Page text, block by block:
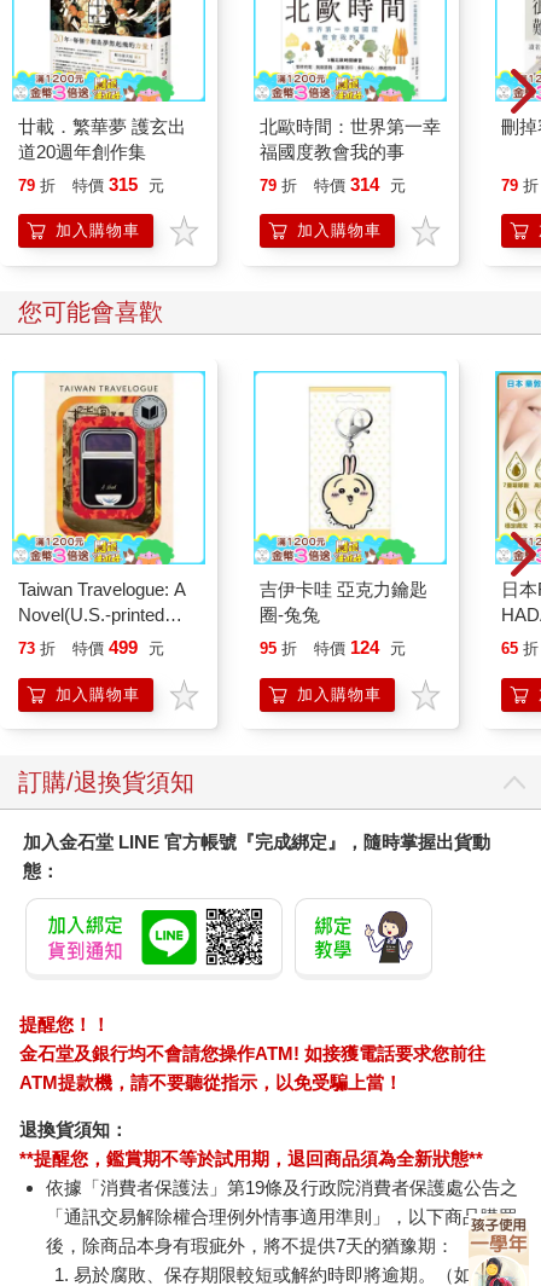
廿載．繁華夢 護玄出
道20週年創作集
79 折 特價 315 元
加入購物車
北歐時間：世界第一幸
福國度教會我的事
79 折 特價 314 元
加入購物車
刪
79 折
您可能會喜歡
Taiwan Travelogue: A
Novel(U.S.-printed
edition)
73 折 特價 499 元
加入購物車
吉伊卡哇 亞克力鑰匙
圈-兔兔
95 折 特價 124 元
加入購物車
日
金
臉
65 折
訂購/退換貨須知
加入金石堂 LINE 官方帳號『完成綁定』，隨時掌握出貨動
態：
提醒您！！
金石堂及銀行均不會請您操作ATM! 如接獲電話要求您前往
ATM提款機，請不要聽從指示，以免受騙上當！
退換貨須知：
**提醒您，鑑賞期不等於試用期，退回商品須為全新狀態**
依據「消費者保護法」第19條及行政院消費者保護處公告之
「通訊交易解除權合理例外情事適用準則」，以下商品購買
後，除商品本身有瑕疵外，將不提供7天的猶豫期：
易於腐敗、保存期限較短或解約時即將逾期。（如：生